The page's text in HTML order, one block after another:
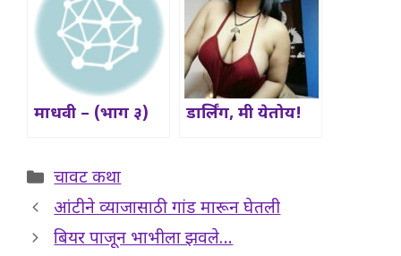
माधवी – (भाग ३) डार्लिंग, मी येतोय!
Categories
चावट कथा
आंटीने व्याजासाठी गांड मारून घेतली
बियर पाजून भाभीला झवले…